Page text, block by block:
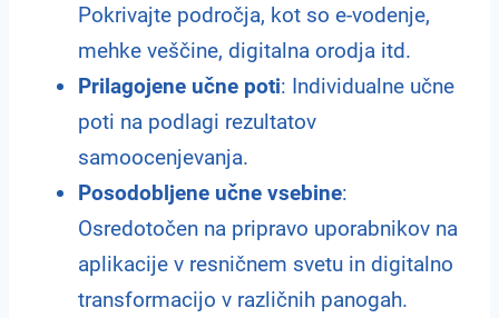
Pokrivajte področja, kot so e-vodenje,
mehke veščine, digitalna orodja itd.
Prilagojene učne poti: Individualne učne
poti na podlagi rezultatov
samoocenjevanja.
Posodobljene učne vsebine:
Osredotočen na pripravo uporabnikov na
aplikacije v resničnem svetu in digitalno
transformacijo v različnih panogah.